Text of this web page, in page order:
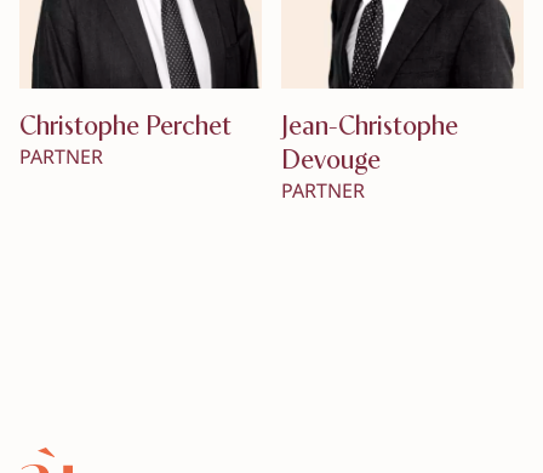
Christophe Perchet
PARTNER
Jean-Christophe
Devouge
PARTNER